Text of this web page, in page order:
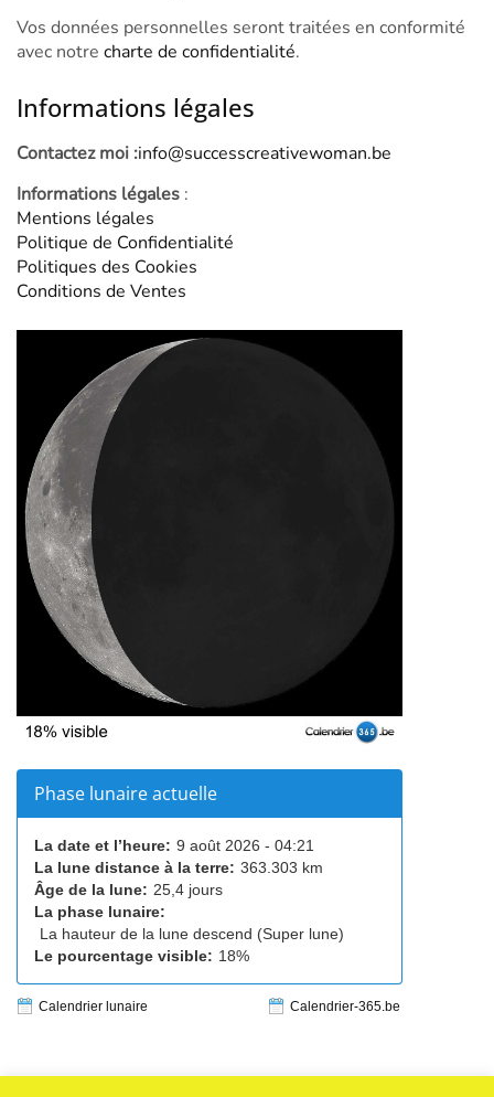
Vos données personnelles seront traitées en conformité
avec notre charte de confidentialité.
Informations légales
Contactez moi :info@successcreativewoman.be
Informations légales :
Mentions légales
Politique de Confidentialité
Politiques des Cookies
Conditions de Ventes
Phase lunaire actuelle
La date et l’heure: 9 août 2026 - 04:21
La lune distance à la terre: 363.303 km
Âge de la lune: 25,4 jours
La phase lunaire:
La hauteur de la lune descend (Super lune)
Le pourcentage visible: 18%
Calendrier lunaire Calendrier-365.be